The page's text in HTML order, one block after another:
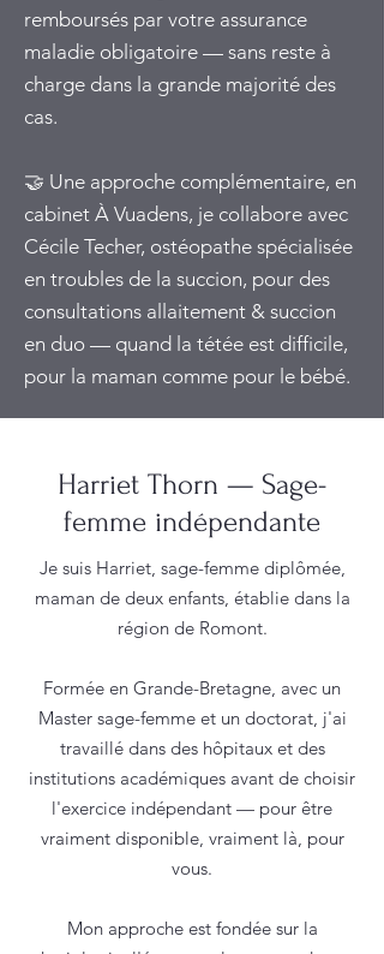
remboursés par votre assurance
maladie obligatoire — sans reste à
charge dans la grande majorité des
cas.
🤝 Une approche complémentaire, en
cabinet À Vuadens, je collabore avec
Cécile Techer, ostéopathe spécialisée
en troubles de la succion, pour des
consultations allaitement & succion
en duo — quand la tétée est difficile,
pour la maman comme pour le bébé.
Harriet Thorn — Sage-
femme indépendante
Je suis Harriet, sage-femme diplômée,
maman de deux enfants, établie dans la
région de Romont.
Formée en Grande-Bretagne, avec un
Master sage-femme et un doctorat, j'ai
travaillé dans des hôpitaux et des
institutions académiques avant de choisir
l'exercice indépendant — pour être
vraiment disponible, vraiment là, pour
vous.
Mon approche est fondée sur la